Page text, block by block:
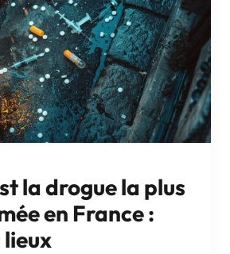
la drogue la plus
en France :